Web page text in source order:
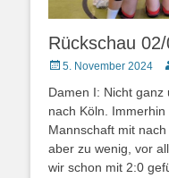
Rückschau
Posted
5. November 2024
Damen I: Nicht
nach Köln.
Mannschaft mit
aber zu wenig, vor
wir schon mit 2:0